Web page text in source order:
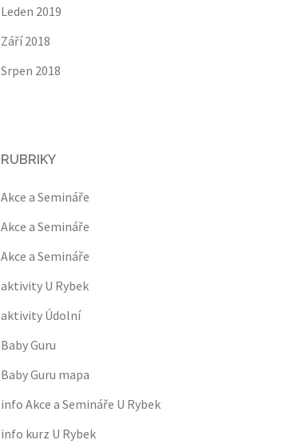
Leden 2019
Září 2018
Srpen 2018
RUBRIKY
Akce a Semináře
Akce a Semináře
Akce a Semináře
aktivity U Rybek
aktivity Údolní
Baby Guru
Baby Guru mapa
info Akce a Semináře U Rybek
info kurz U Rybek